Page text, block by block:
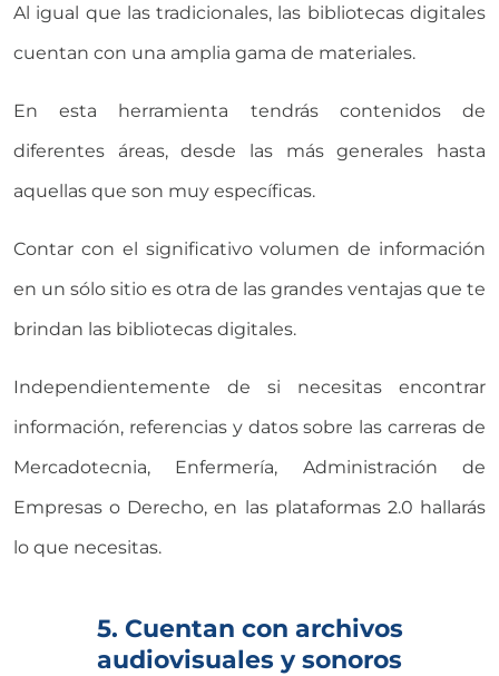
Al igual que las tradicionales, las bibliotecas digitales
cuentan con una amplia gama de materiales.
En esta herramienta tendrás contenidos de
diferentes áreas, desde las más generales hasta
aquellas que son muy específicas.
Contar con el significativo volumen de información
en un sólo sitio es otra de las grandes ventajas que te
brindan las bibliotecas digitales.
Independientemente de si necesitas encontrar
información, referencias y datos sobre las carreras de
Mercadotecnia, Enfermería, Administración de
Empresas o Derecho, en las plataformas 2.0 hallarás
lo que necesitas.
5. Cuentan con archivos
audiovisuales y sonoros